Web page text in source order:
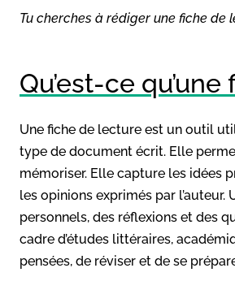
Tu cherches à rédiger une fiche de
Qu’est-ce
Une fiche de lecture est un outil
type de document écrit. Elle
mémoriser. Elle capture les idées
les opinions exprimés par
personnels, des réflexions et des
cadre d’études littéraires,
pensées, de réviser et de se